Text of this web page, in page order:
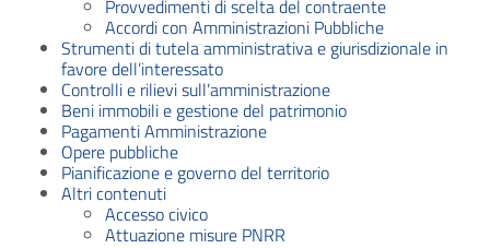
Provvedimenti di scelta del contraente
Accordi con Amministrazioni Pubbliche
Strumenti di tutela amministrativa e giurisdizionale in
favore dell’interessato
Controlli e rilievi sull’amministrazione
Beni immobili e gestione del patrimonio
Pagamenti Amministrazione
Opere pubbliche
Pianificazione e governo del territorio
Altri contenuti
Accesso civico
Attuazione misure PNRR